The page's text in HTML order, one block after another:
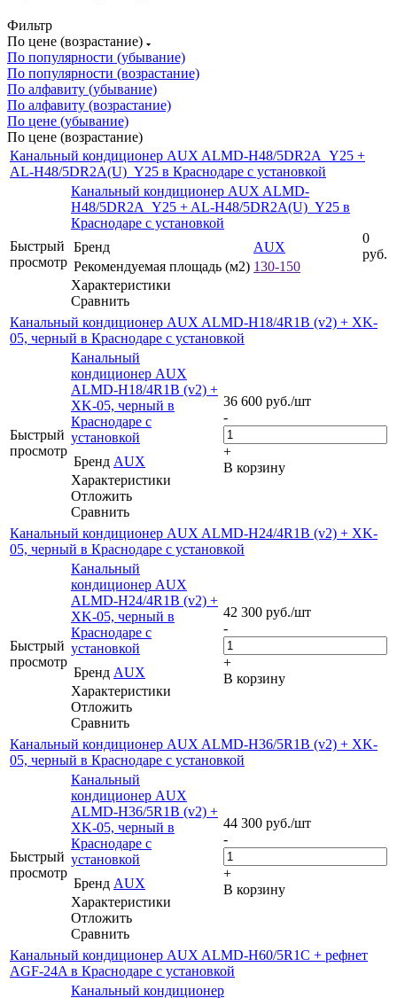
Фильтр
По цене (возрастание)
По популярности (убывание)
По популярности (возрастание)
По алфавиту (убывание)
По алфавиту (возрастание)
По цене (убывание)
По цене (возрастание)
Канальный кондиционер AUX ALMD-H48/5DR2A_Y25 +
AL-H48/5DR2A(U)_Y25 в Краснодаре с установкой
Быстрый
просмотр
Канальный кондиционер AUX ALMD-
H48/5DR2A_Y25 + AL-H48/5DR2A(U)_Y25 в
Краснодаре с установкой
Бренд
AUX
Рекомендуемая площадь (м2) 130-150
Характеристики
Сравнить
0
руб.
Канальный кондиционер AUX ALMD-H18/4R1B (v2) + XK-
05, черный в Краснодаре с установкой
Быстрый
просмотр
Канальный
кондиционер AUX
ALMD-H18/4R1B (v2) +
XK-05, черный в
Краснодаре с
установкой
Бренд AUX
Характеристики
Отложить
Сравнить
36 600 руб./шт
-
+
В корзину
Канальный кондиционер AUX ALMD-H24/4R1B (v2) + XK-
05, черный в Краснодаре с установкой
Быстрый
просмотр
Канальный
кондиционер AUX
ALMD-H24/4R1B (v2) +
XK-05, черный в
Краснодаре с
установкой
Бренд AUX
Характеристики
Отложить
Сравнить
42 300 руб./шт
-
+
В корзину
Канальный кондиционер AUX ALMD-H36/5R1B (v2) + XK-
05, черный в Краснодаре с установкой
Быстрый
просмотр
Канальный
кондиционер AUX
ALMD-H36/5R1B (v2) +
XK-05, черный в
Краснодаре с
установкой
Бренд AUX
Характеристики
Отложить
Сравнить
44 300 руб./шт
-
+
В корзину
Канальный кондиционер AUX ALMD-H60/5R1C + рефнет
AGF-24A в Краснодаре с установкой
Канальный кондиционер